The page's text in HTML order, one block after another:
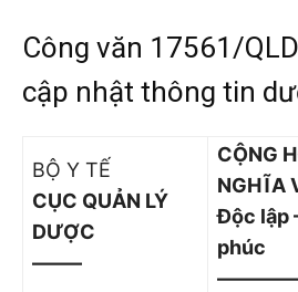
Công văn 17561/
cập nhật thông tin
BỘ Y TẾ
CỤC QUẢN LÝ
DƯỢC
——–
CỘNG
NGHĨA
Độc lập
phúc